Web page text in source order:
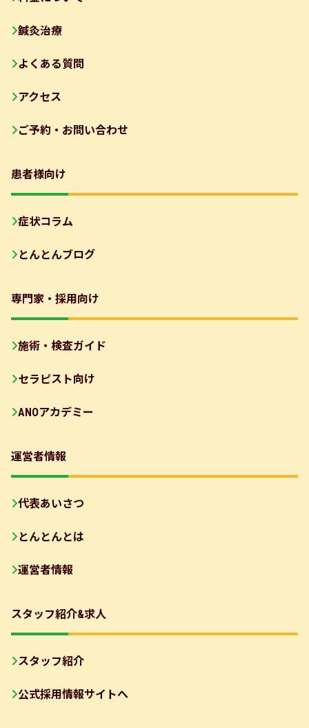
鍼灸治療
よくある質問
アクセス
ご予約・お問い合わせ
患者様向け
症状コラム
とんとんブログ
専門家・採用向け
施術・検査ガイド
セラピスト向け
ANOアカデミー
運営者情報
代表あいさつ
とんとんとは
運営者情報
スタッフ紹介&求人
スタッフ紹介
公式採用情報サイトへ